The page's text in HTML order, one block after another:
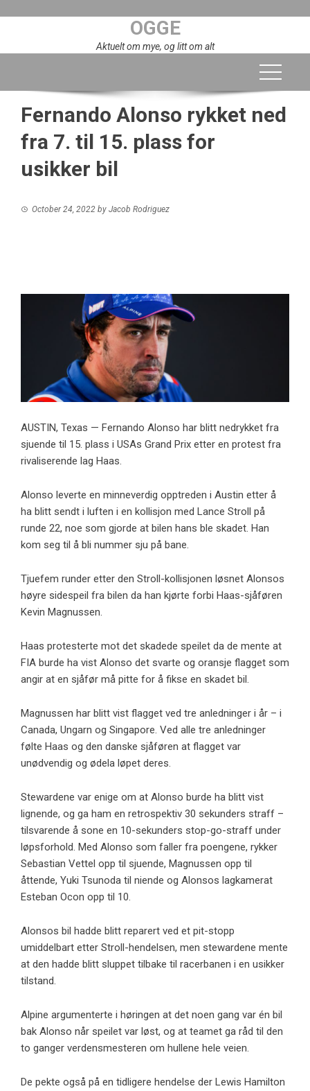
OGGE
Aktuelt om mye, og litt om alt
Fernando Alonso rykket ned
fra 7. til 15. plass for
usikker bil
October 24, 2022 by Jacob Rodriguez
AUSTIN, Texas — Fernando Alonso har blitt nedrykket fra
sjuende til 15. plass i USAs Grand Prix etter en protest fra
rivaliserende lag Haas.
Alonso leverte en minneverdig opptreden i Austin etter å
ha blitt sendt i luften i en kollisjon med Lance Stroll på
runde 22, noe som gjorde at bilen hans ble skadet. Han
kom seg til å bli nummer sju på bane.
Tjuefem runder etter den Stroll-kollisjonen løsnet Alonsos
høyre sidespeil fra bilen da han kjørte forbi Haas-sjåføren
Kevin Magnussen.
Haas protesterte mot det skadede speilet da de mente at
FIA burde ha vist Alonso det svarte og oransje flagget som
angir at en sjåfør må pitte for å fikse en skadet bil.
Magnussen har blitt vist flagget ved tre anledninger i år – i
Canada, Ungarn og Singapore. Ved alle tre anledninger
følte Haas og den danske sjåføren at flagget var
unødvendig og ødela løpet deres.
Stewardene var enige om at Alonso burde ha blitt vist
lignende, og ga ham en retrospektiv 30 sekunders straff –
tilsvarende å sone en 10-sekunders stop-go-straff under
løpsforhold. Med Alonso som faller fra poengene, rykker
Sebastian Vettel opp til sjuende, Magnussen opp til
åttende, Yuki Tsunoda til niende og Alonsos lagkamerat
Esteban Ocon opp til 10.
Alonsos bil hadde blitt reparert ved et pit-stopp
umiddelbart etter Stroll-hendelsen, men stewardene mente
at den hadde blitt sluppet tilbake til racerbanen i en usikker
tilstand.
Alpine argumenterte i høringen at det noen gang var én bil
bak Alonso når speilet var løst, og at teamet ga råd til den
to ganger verdensmesteren om hullene hele veien.
De pekte også på en tidligere hendelse der Lewis Hamilton